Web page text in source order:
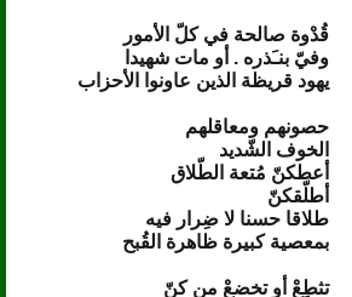
قُدْوة صالحة في كلّ الأمور
وفيّ بنـَذره . أو مات شهيدا
يهود قريظة الذين عاونوا الأحزاب
حصونهم ومعاقلهم
الخوف الشّديد
أعطكنّ مُتعة الطّلاق
أطلّقكنّ
طلاقا حسنا لا ضِرار فيه
بمعصية كبيرة ظاهرة القُبح
تثطِعْ أو تخضعْ من كنّ